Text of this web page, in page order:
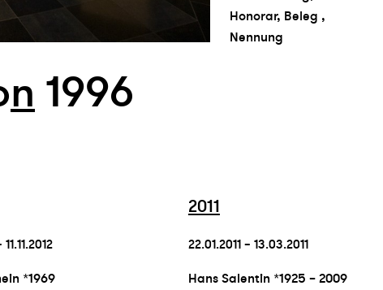
Honorar, Beleg ,
Nennung
n 1996
*1969
2011
22.01.2011 – 13.03.2011
Hans Salentin *1925 – 2009